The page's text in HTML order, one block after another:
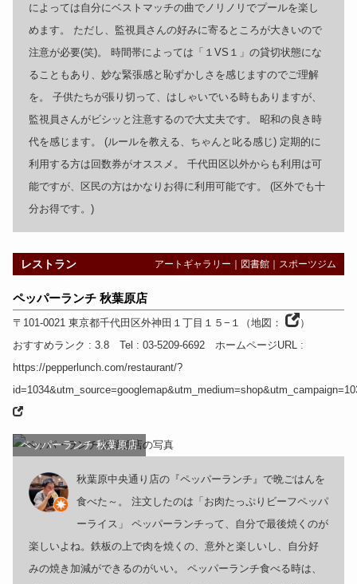
によっては自分にベストマッチの曲でノリノリでプールを楽し
めます。 ただし、監視員さんの好みに寄るところが大きいので
注意が必要(笑)。 時間帯によっては「１VS１」の貸切状態にな
ることもあり、妙な緊張感と恥ずかしさを感じますのでご理解
を。 子供たちが張り切って、はしゃいでいる時もありますが、
監視員さんがビシッと注意するので大丈夫です。 昭和の良き時
代を感じます。 (ルールを教える、ちゃんと叱る感じ) 定期的に
利用する方は回数券がオススメ。 千代田区以外からも利用は可
能ですが、区民の方はかなりお得に利用可能です。 (区外でも十
分お得です。)
レストラン アートギャラリー 図書館 スポーツジム
ペッパーランチ 秋葉原店
〒101-0021 東京都千代田区外神田１丁目１５−１ （地図：
）
おすすめランク : 3.8 Tel : 03-5209-6692 ホームページURL:
https://pepperlunch.com/restaurant/?
ペッパーランチ 秋葉原店
秋葉原中央通り店の『ペッパーランチ』で晩ごはんを
食べた～。 注文したのは「お肉たっぷりビーフペッパ
ーライス」 ペッパーランチって、自分で最後焼くのが
楽しいよね。鉄板の上で肉を焼くの、意外と楽しいし、自分好
みの焼き加減ができるのがいい。 ペッパーランチ食べる時は、